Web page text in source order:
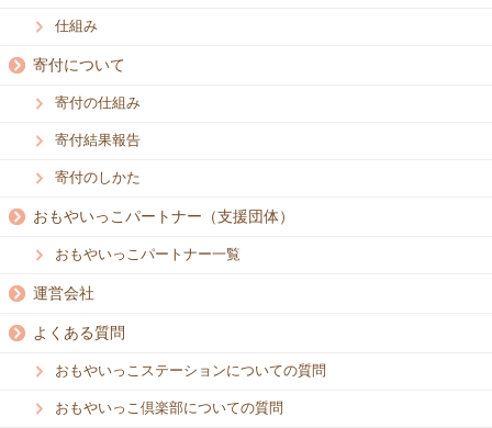
仕組み
寄付について
寄付の仕組み
寄付結果報告
寄付のしかた
おもやいっこパートナー（支援団体）
おもやいっこパートナー一覧
運営会社
よくある質問
おもやいっこステーションについての質問
おもやいっこ倶楽部についての質問